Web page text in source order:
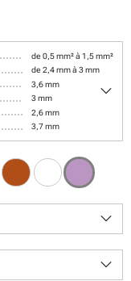
de 0,5 mm² à 1,5 mm²
de 2,4 mm à 3 mm
3,6 mm
3 mm
2,6 mm
3,7 mm
keyboard_arrow_down
keyboard_arrow_down
keyboard_arrow_down